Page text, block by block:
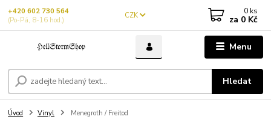
Menu
CZK
Hledat
+420 602 730 564
(Po-Pá, 8-16 hod.)
0 ks
za 0 Kč
Úvod Vinyl Menegroth / Freitod